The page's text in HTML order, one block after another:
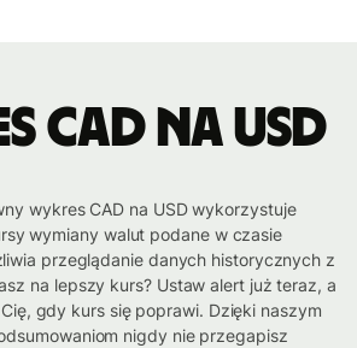
CAD na USD
wykres CAD na USD wykorzystuje
wymiany walut podane w czasie
przeglądanie danych historycznych z
na lepszy kurs? Ustaw alert już teraz, a
gdy kurs się poprawi. Dzięki naszym
nigdy nie przegapisz